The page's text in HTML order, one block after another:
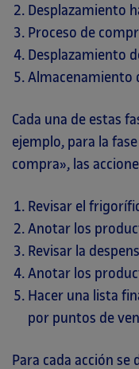
Desplazamiento
Proceso de
Desplazamiento
Almacenamiento
Cada una de estas
ejemplo, para la
compra», las
Revisar el
Anotar los
Revisar la
Anotar los
Hacer una lista
por puntos de
Para cada acción se